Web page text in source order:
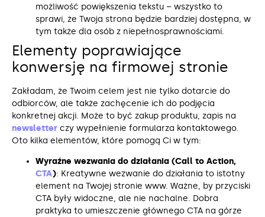
możliwość powiększenia tekstu – wszystko to
sprawi, że Twoja strona będzie bardziej dostępna, w
tym także dla osób z niepełnosprawnościami.
Elementy poprawiające
konwersję na firmowej stronie
Zakładam, że Twoim celem jest nie tylko dotarcie do
odbiorców, ale także zachęcenie ich do podjęcia
konkretnej akcji. Może to być zakup produktu, zapis na
newsletter czy wypełnienie formularza kontaktowego.
Oto kilka elementów, które pomogą Ci w tym:
Wyraźne wezwania do działania (Call to Action,
CTA): Kreatywne wezwanie do działania to istotny
element na Twojej stronie www. Ważne, by przyciski
CTA były widoczne, ale nie nachalne. Dobra
praktyka to umieszczenie głównego CTA na górze